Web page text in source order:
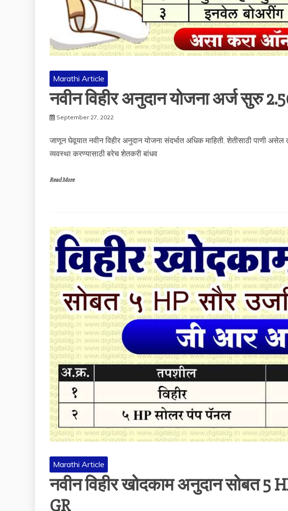
Marathi Article
नवीन विहीर अनुदान योजना अर्ज सुरु
September 27, 2022
जाणून घेवूयात नवीन विहीर अनुदान योजना संदर्भात अधिक माहिती. शेतीसाठी पाणी
व्यवस्था करण्यासाठी बरेच शेतकरी बांधव
Read More
Marathi Article
नवीन विहीर खोदकाम अनुदान सोबत 5
GR